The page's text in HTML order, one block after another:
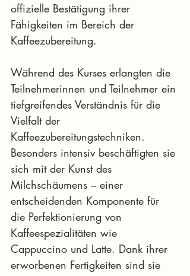
offizielle Bestätigung ihrer
Fähigkeiten im Bereich der
Kaffeezubereitung.
Während des Kurses erlangten die
Teilnehmerinnen und Teilnehmer ein
tiefgreifendes Verständnis für die
Vielfalt der
Kaffeezubereitungstechniken.
Besonders intensiv beschäftigten sie
sich mit der Kunst des
Milchschäumens – einer
entscheidenden Komponente für
die Perfektionierung von
Kaffeespezialitäten wie
Cappuccino und Latte. Dank ihrer
erworbenen Fertigkeiten sind sie